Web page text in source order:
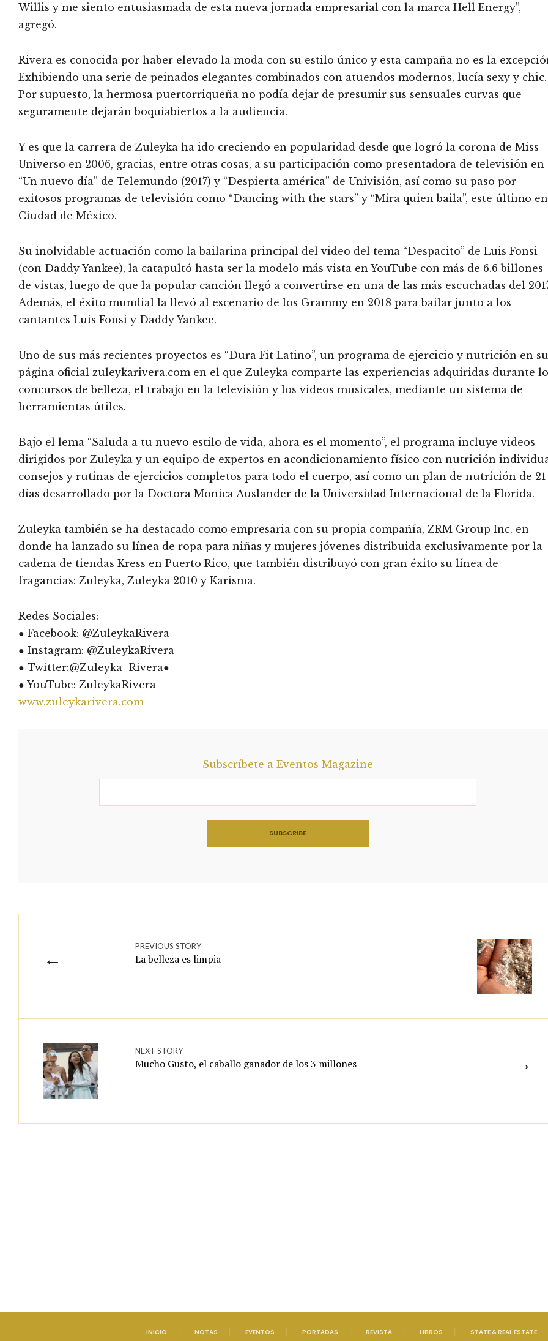
Willis y me siento entusiasmada de esta nueva jornada empresarial con la marca Hell Energy”,
agregó.
Rivera es conocida por haber elevado la moda con su estilo único y esta campaña no es la
Exhibiendo una serie de peinados elegantes combinados con atuendos modernos, lucía sexy y chic.
Por supuesto, la hermosa puertorriqueña no podía dejar de presumir sus sensuales curvas que
seguramente dejarán boquiabiertos a la audiencia.
Y es que la carrera de Zuleyka ha ido creciendo en popularidad desde que logró la corona de Miss
Universo en 2006, gracias, entre otras cosas, a su participación como presentadora de televisión en
“Un nuevo día” de Telemundo (2017) y “Despierta américa” de Univisión, así como su paso por
exitosos programas de televisión como “Dancing with the stars” y “Mira quien baila”, este último en
Ciudad de México.
Su inolvidable actuación como la bailarina principal del video del tema “Despacito” de Luis Fonsi
(con Daddy Yankee), la catapultó hasta ser la modelo más vista en YouTube con más de 6.6 billones
de vistas, luego de que la popular canción llegó a convertirse en una de las más escuchadas del
Además, el éxito mundial la llevó al escenario de los Grammy en 2018 para bailar junto a los
cantantes Luis Fonsi y Daddy Yankee.
Uno de sus más recientes proyectos es “Dura Fit Latino”, un programa de ejercicio y nutrición en su
página oficial zuleykarivera.com en el que Zuleyka comparte las experiencias adquiridas durante
concursos de belleza, el trabajo en la televisión y los videos musicales, mediante un sistema de
herramientas útiles.
Bajo el lema “Saluda a tu nuevo estilo de vida, ahora es el momento”, el programa incluye videos
dirigidos por Zuleyka y un equipo de expertos en acondicionamiento físico con nutrición
consejos y rutinas de ejercicios completos para todo el cuerpo, así como un plan de nutrición de 21
días desarrollado por la Doctora Monica Auslander de la Universidad Internacional de la Florida.
Zuleyka también se ha destacado como empresaria con su propia compañía, ZRM Group Inc. en
donde ha lanzado su línea de ropa para niñas y mujeres jóvenes distribuida exclusivamente por la
cadena de tiendas Kress en Puerto Rico, que también distribuyó con gran éxito su línea de
fragancias: Zuleyka, Zuleyka 2010 y Karisma.
Redes Sociales:
● Facebook: @ZuleykaRivera
● Instagram: @ZuleykaRivera
● Twitter:@Zuleyka_Rivera●
● YouTube: ZuleykaRivera
www.zuleykarivera.com
Subscríbete a Eventos Magazine
←
PREVIOUS STORY
La belleza es limpia
→
NEXT STORY
Mucho Gusto, el caballo ganador de los 3 millones
INICIO NOTAS EVENTOS PORTADAS REVISTA LIBROS STATE & REAL ESTATE